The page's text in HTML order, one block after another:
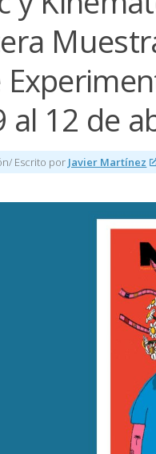
al 12 de
Escrito por Javier Martínez